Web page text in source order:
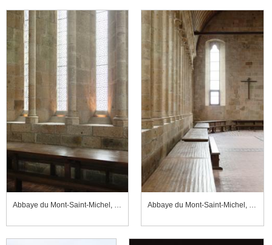
Abbaye du Mont-Saint-Michel, réfectoire des moines Abbaye du Mont-Saint-Michel, réfectoire des moines